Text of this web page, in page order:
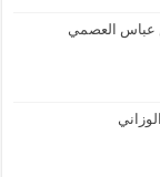
عباس العصمي